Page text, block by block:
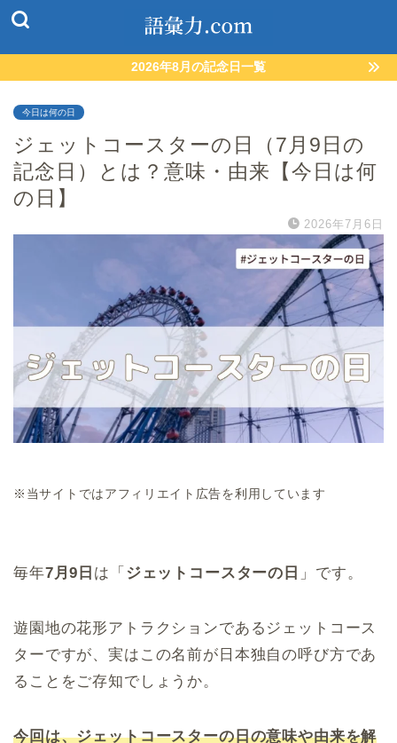
2026年8月の記念日一覧
今日は何の日
ジェットコースターの日（7月9日の
記念日）とは？意味・由来【今日は何
の日】
2026年7月6日
※当サイトではアフィリエイト広告を利用しています
毎年7月9日 は「 ジェットコースターの日 」です。
遊園地の花形アトラクションであるジェットコース
ターですが、実はこの名前が日本独自の呼び方であ
ることをご存知でしょうか。
今回は、ジェットコースターの日の意味や由来を解